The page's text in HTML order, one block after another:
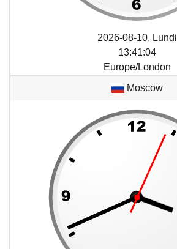
2026-08-10, Lundi
13:41:04
Europe/London
Moscow